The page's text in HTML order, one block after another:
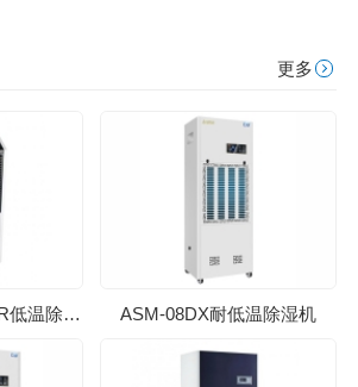
更多
ASM-YDA-8138EBR低温除湿机 ASM-08DX耐低温除湿机